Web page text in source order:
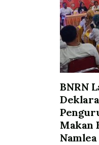
BNRN
Makan
Namlea